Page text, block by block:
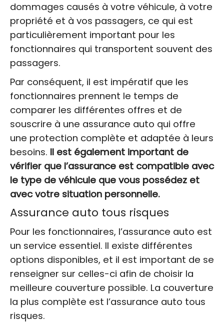
dommages causés à votre véhicule, à votre
propriété et à vos passagers, ce qui est
particulièrement important pour les
fonctionnaires qui transportent souvent des
passagers.
Par conséquent, il est impératif que les
fonctionnaires prennent le temps de
comparer les différentes offres et de
souscrire à une assurance auto qui offre
une protection complète et adaptée à leurs
besoins. Il est également important de
vérifier que l’assurance est compatible avec
le type de véhicule que vous possédez et
avec votre situation personnelle.
Assurance auto tous risques
Pour les fonctionnaires, l’assurance auto est
un service essentiel. Il existe différentes
options disponibles, et il est important de se
renseigner sur celles-ci afin de choisir la
meilleure couverture possible. La couverture
la plus complète est l’assurance auto tous
risques.